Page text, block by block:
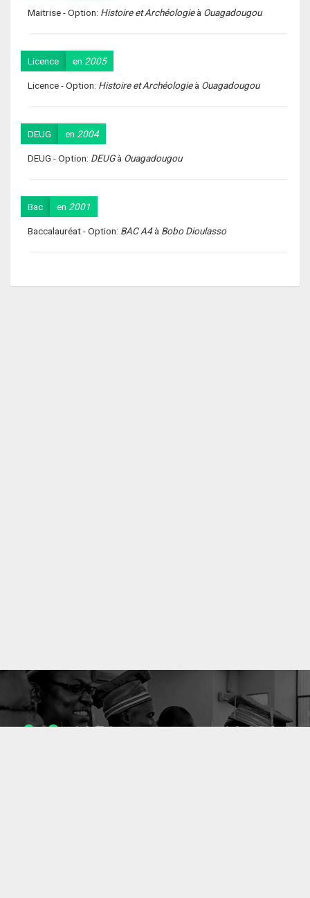
Maitrise - Option: Histoire et Archéologieà Ouagadougou
Licence en 2005
Licence - Option: Histoire et Archéologieà Ouagadougou
DEUG en 2004
DEUG - Option: DEUGà Ouagadougou
Bac en 2001
Baccalauréat - Option: BAC A4à Bobo Dioulasso
1053 10633